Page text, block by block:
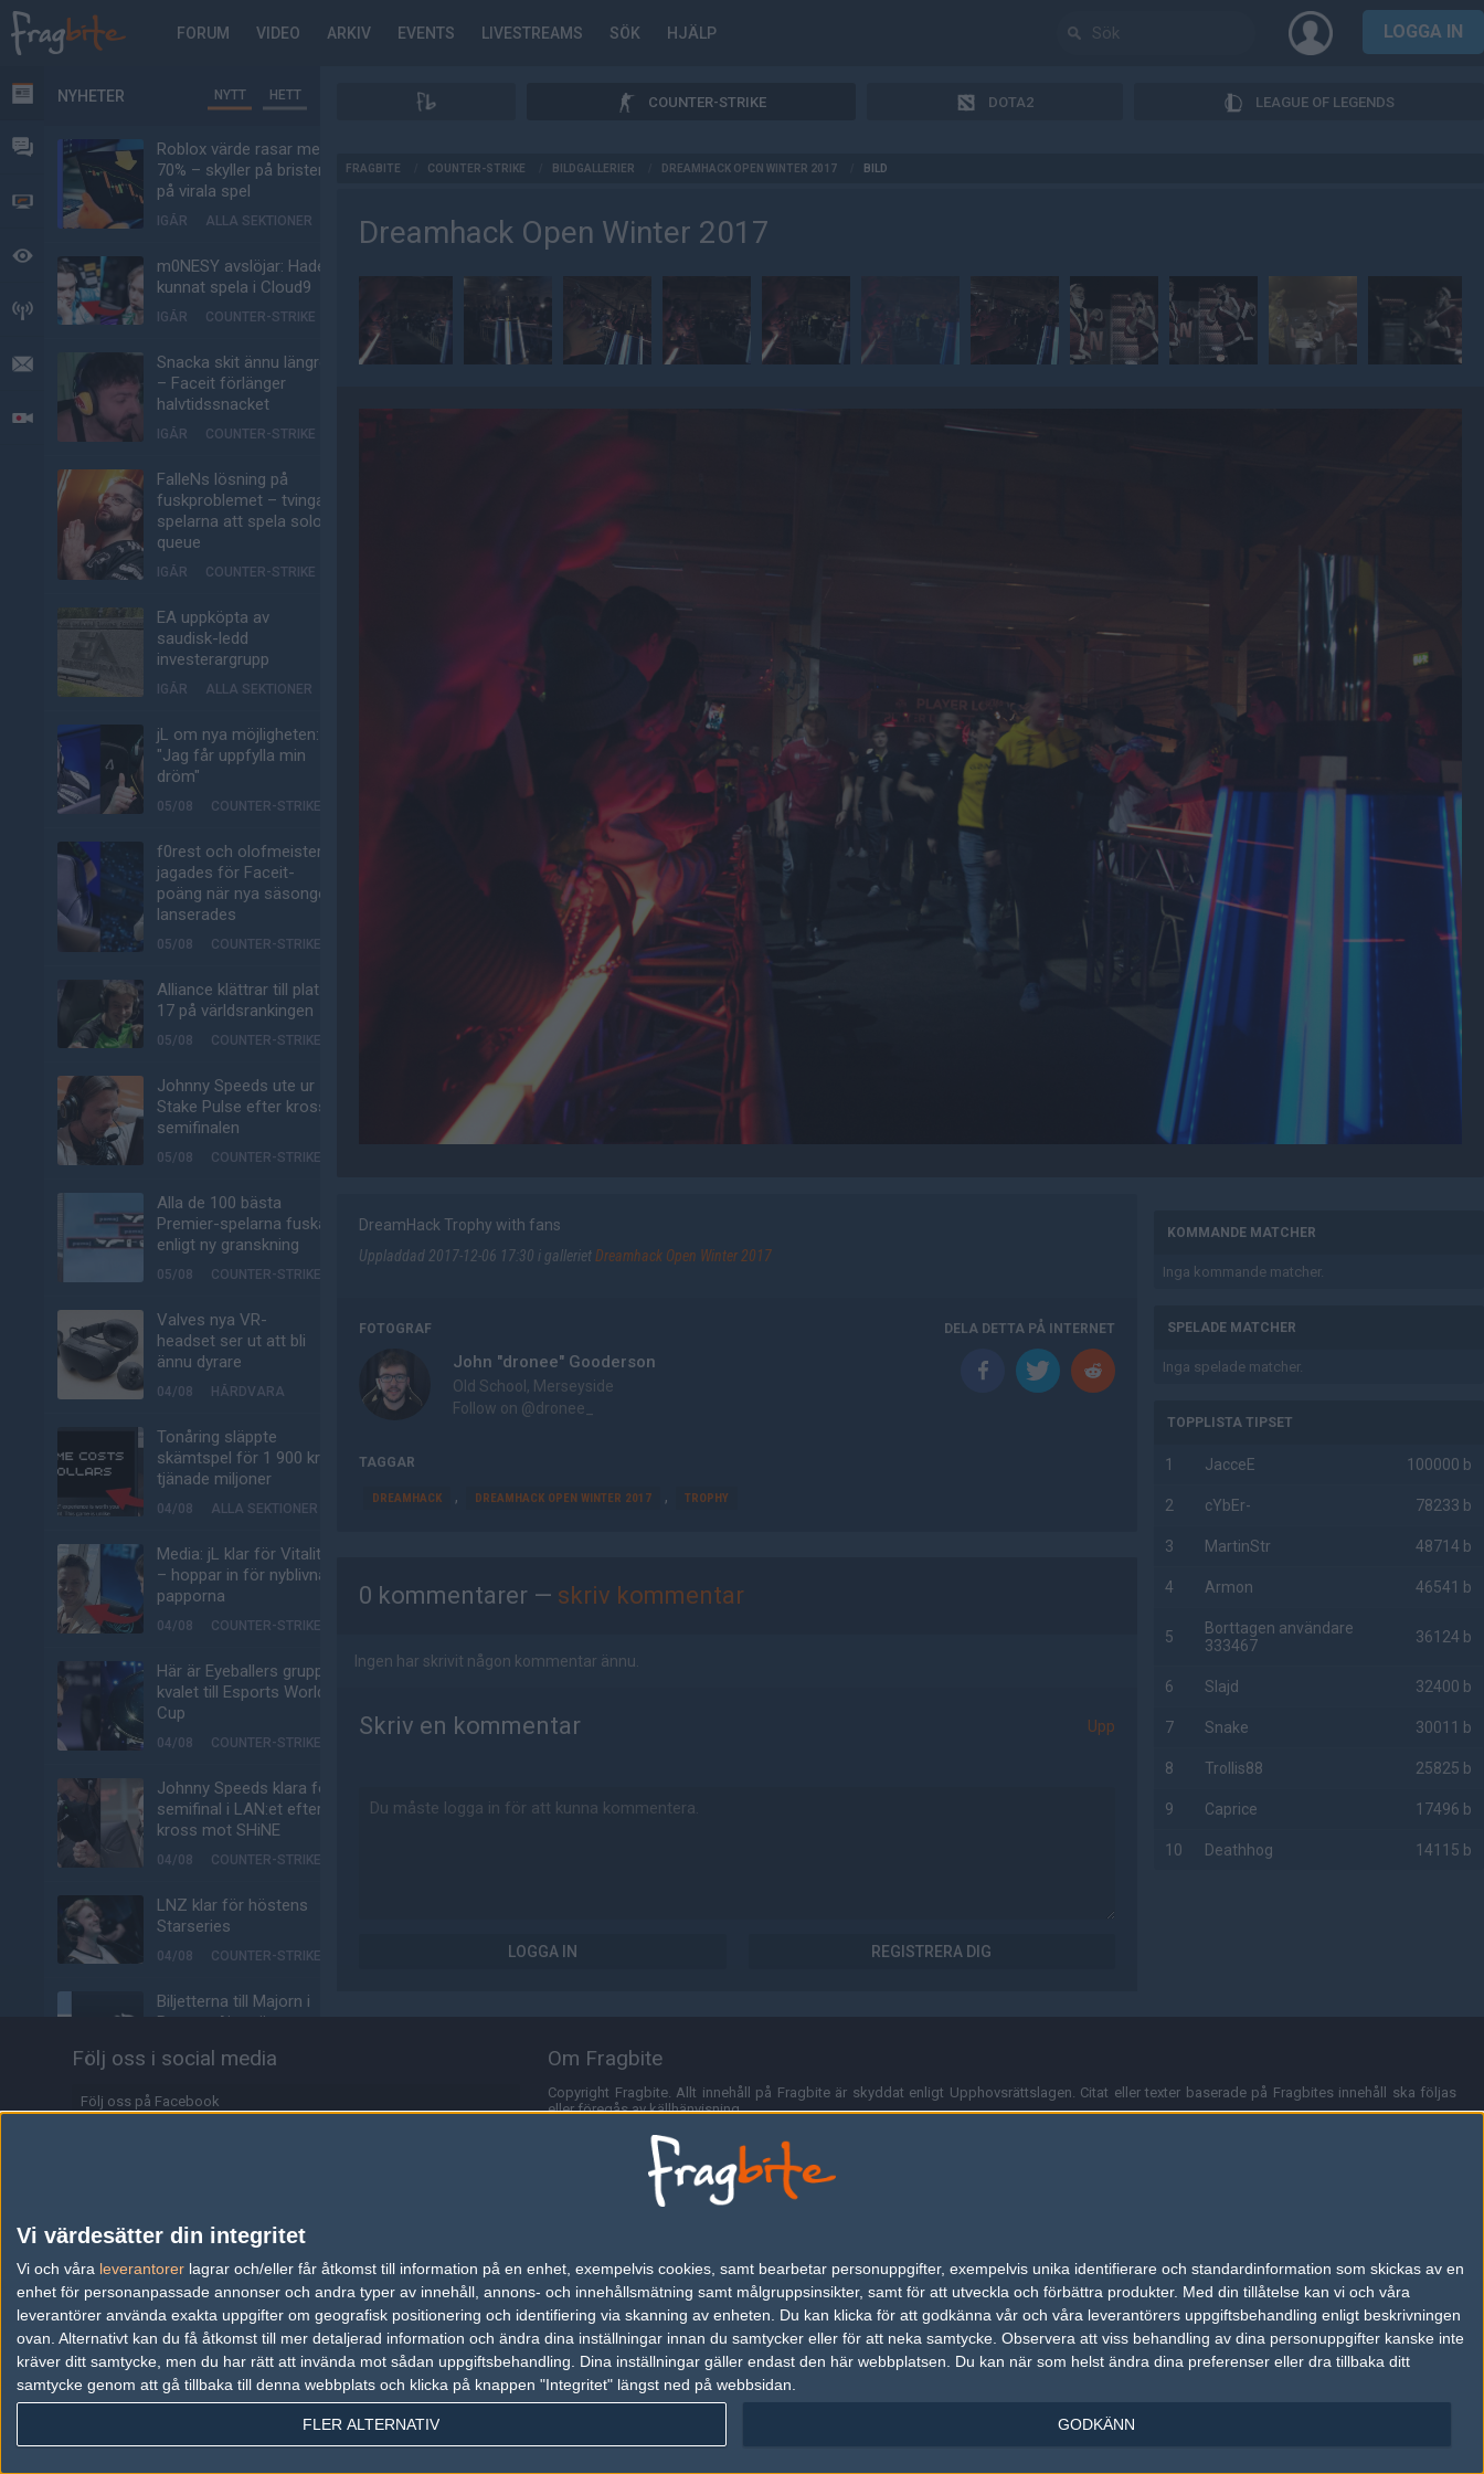
Vi värdesätter din integritet
Vi och våra leverantorer lagrar och/eller får åtkomst till information på en enhet, exempelvis cookies, samt bearbetar personuppgifter, exempelvis unika identifierare och standardinformation som skickas av en
enhet för personanpassade annonser och andra typer av innehåll, annons- och innehållsmätning samt målgruppsinsikter, samt för att utveckla och förbättra produkter. Med din tillåtelse kan vi och våra
leverantörer använda exakta uppgifter om geografisk positionering och identifiering via skanning av enheten. Du kan klicka för att godkänna vår och våra leverantörers uppgiftsbehandling enligt beskrivningen
ovan. Alternativt kan du få åtkomst till mer detaljerad information och ändra dina inställningar innan du samtycker eller för att neka samtycke. Observera att viss behandling av dina personuppgifter kanske inte
kräver ditt samtycke, men du har rätt att invända mot sådan uppgiftsbehandling. Dina inställningar gäller endast den här webbplatsen. Du kan när som helst ändra dina preferenser eller dra tillbaka ditt
samtycke genom att gå tillbaka till denna webbplats och klicka på knappen "Integritet" längst ned på webbsidan.
FLER ALTERNATIV GODKÄNN
FORUM VIDEO ARKIV EVENTS LIVESTREAMS SÖK HJÄLP LOGGA IN
NYHETER
FORUM
VIDEO
BEVAKAT
HÄNDELSER
MEDDELANDEN
LIVESÄNDNINGAR
NYHETER NYTT HETT
Roblox värde rasar med
70% – skyller på bristen
på virala spel
IGÅR ALLA SEKTIONER
m0NESY avslöjar: Hade
kunnat spela i Cloud9
IGÅR COUNTER-STRIKE
Snacka skit ännu längre
– Faceit förlänger
halvtidssnacket
IGÅR COUNTER-STRIKE
FalleNs lösning på
fuskproblemet – tvinga
spelarna att spela solo-
queue
IGÅR COUNTER-STRIKE
EA uppköpta av
saudisk-ledd
investerargrupp
IGÅR ALLA SEKTIONER
jL om nya möjligheten:
"Jag får uppfylla min
dröm"
05/08 COUNTER-STRIKE
f0rest och olofmeister
jagades för Faceit-
poäng när nya säsongen
lanserades
05/08 COUNTER-STRIKE
Alliance klättrar till plats
17 på världsrankingen
05/08 COUNTER-STRIKE
Johnny Speeds ute ur
Stake Pulse efter kross i
semifinalen
05/08 COUNTER-STRIKE
Alla de 100 bästa
Premier-spelarna fuskar
enligt ny granskning
05/08 COUNTER-STRIKE
Valves nya VR-
headset ser ut att bli
ännu dyrare
04/08 HÅRDVARA
Tonåring släppte
skämtspel för 1 900 kr –
tjänade miljoner
04/08 ALLA SEKTIONER
Media: jL klar för Vitality
– hoppar in för nyblivna
papporna
04/08 COUNTER-STRIKE
Här är Eyeballers grupp i
kvalet till Esports World
Cup
04/08 COUNTER-STRIKE
Johnny Speeds klara för
semifinal i LAN:et efter
kross mot SHiNE
04/08 COUNTER-STRIKE
LNZ klar för höstens
Starseries
04/08 COUNTER-STRIKE
Biljetterna till Majorn i
Buenos Aires är ute
04/08 COUNTER-STRIKE
Johnny Speeds vidare till
slutspel – skickar hem
Majorvinnaren lämnar
marknaden
COUNTER-STRIKE
Johnny Speeds slår ut
Lilmix, möter Metizport i
avgörande matchen
COUNTER-STRIKE
Metizport slår Johnny
COUNTER-STRIKE DOTA2 LEAGUE OF LEGENDS
FRAGBITE COUNTER-STRIKE BILDGALLERIER DREAMHACK OPEN WINTER 2017 BILD
Dreamhack Open Winter 2017
DreamHack Trophy with fans
Uppladdad 2017-12-06 17:30 i galleriet Dreamhack Open Winter 2017
DELA DETTA PÅ INTERNET
FOTOGRAF
John "dronee" Gooderson
Old School, Merseyside
Follow on @dronee_
TAGGAR
DREAMHACK , DREAMHACK OPEN WINTER 2017 , TROPHY
0 kommentarer — skriv kommentar
Ingen har skrivit någon kommentar ännu.
Skriv en kommentar Upp
LOGGA IN REGISTRERA DIG
KOMMANDE MATCHER
Inga kommande matcher.
SPELADE MATCHER
Inga spelade matcher.
TOPPLISTA TIPSET
1 JacceE 100000 b
2 cYbEr- 78233 b
3 MartinStr 48714 b
4 Armon 46541 b
5
Borttagen användare
333467
36124 b
6 Slajd 32400 b
7 Snake 30011 b
8 Trollis88 25825 b
9 Caprice 17496 b
10 Deathhog 14115 b
Följ oss i social media
Följ oss på Facebook
Information
Annonsering
Copyright och Privacy Policy
Användaravtal
Om Fragbite
Copyright Fragbite. Allt innehåll på Fragbite är skyddat enligt Upphovsrättslagen. Citat eller texter baserade på Fragbites innehåll ska följas
eller föregås av källhänvisning.
Alla åsikter uttryckta på Fragbite representerar varje enskild skribent och överensstämmer inte nödvändigtvis med Fragbites åsikter.
Programmering och design av Fredric Bohlin. För frågor rörande sajten kan du skicka iväg ett email till
Fragbite använder cookies för att spara användarspecifik information så som t.ex. användarnamn. Cookies sparas även när man deltar i
omröstningar och för att föra statistik. För att slippa cookies kan du stänga av cookies i din webbläsares inställningar eller välja att inte
besöka Fragbite. Den här textraden finns här på grund av lagen om elektronisk kommunikation som trädde i kraft 25 juli 2003.
Annonsering
Är du intresserad av att annonsera på Fragbite,